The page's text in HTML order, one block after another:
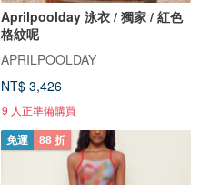
Aprilpoolday 泳衣 / 獨家 / 紅色
格紋呢
APRILPOOLDAY
NT$ 3,426
9 人正準備購買
免運 88 折